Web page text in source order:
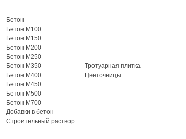
Бетон
Бетон М100
Бетон М150
Бетон М200
Бетон М250
Бетон М350
Бетон М400
Бетон М450
Бетон М500
Бетон М700
Добавки в бетон
Строительный раствор
Тротуарная плитка
Цветочницы